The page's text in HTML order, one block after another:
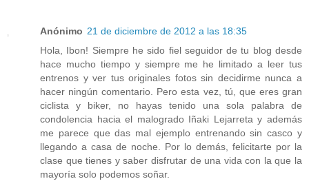
Anónimo 21 de diciembre de 2012 a las 18:35
Hola, Ibon! Siempre he sido fiel seguidor de tu blog desde
hace mucho tiempo y siempre me he limitado a leer tus
entrenos y ver tus originales fotos sin decidirme nunca a
hacer ningún comentario. Pero esta vez, tú, que eres gran
ciclista y biker, no hayas tenido una sola palabra de
condolencia hacia el malogrado Iñaki Lejarreta y además
me parece que das mal ejemplo entrenando sin casco y
llegando a casa de noche. Por lo demás, felicitarte por la
clase que tienes y saber disfrutar de una vida con la que la
mayoría solo podemos soñar.